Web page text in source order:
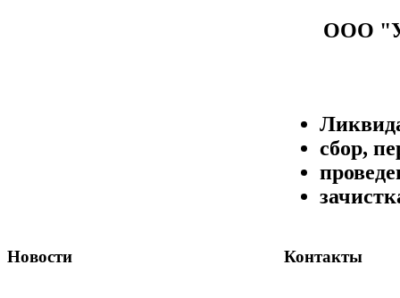
ООО
сбор,
Новости Контакты